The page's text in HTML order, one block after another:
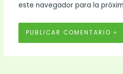
este navegador para la